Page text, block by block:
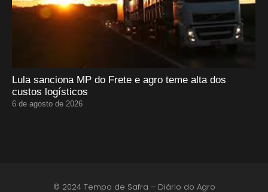
Lula sanciona MP do Frete e agro teme alta dos
custos logísticos
6 de agosto de 2026
© 2024 Tempo de Safra – Diário do Agro